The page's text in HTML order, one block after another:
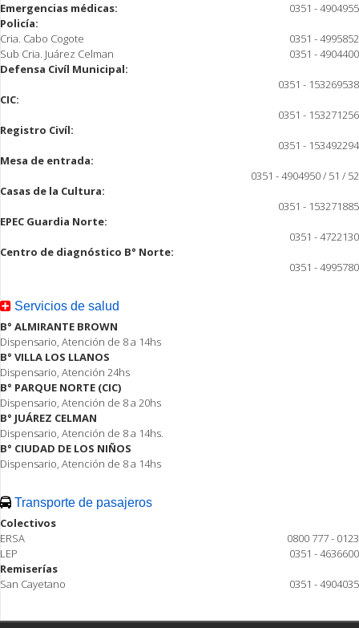
Emergencias médicas:
0351 - 4904955
Policía:
Cria. Cabo Cogote
0351 - 4995852
Sub Cria. Juárez Celman
0351 - 4904400
Defensa Civíl Municipal:
0351 - 153269538
CIC:
0351 - 153271256
Registro Civíl:
0351 - 153492294
Mesa de entrada:
0351 - 4904950 / 51 / 52
Casas de la Cultura:
0351 - 153271885
EPEC Guardia Norte:
0351 - 4722130
Centro de diagnóstico B° Norte:
0351 - 4995780
Servicios de salud
B° ALMIRANTE BROWN
Dispensario, Atención de 8 a 14hs
B° VILLA LOS LLANOS
Dispensario, Atención 24hs
B° PARQUE NORTE (CIC)
Dispensario, Atención de 8 a 20hs
B° JUÁREZ CELMAN
Dispensario, Atención de 8 a 14hs.
B° CIUDAD DE LOS NIÑOS
Dispensario, Atención de 8 a 14hs
Transporte de pasajeros
Colectivos
ERSA
0800 777 - 0123
LEP
0351 - 4636600
Remiserías
San Cayetano
0351 - 4904035